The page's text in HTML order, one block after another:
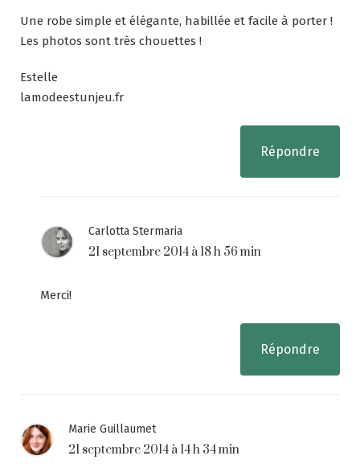
Une robe simple et élégante, habillée et facile à porter !
Les photos sont très chouettes !
Estelle
lamodeestunjeu.fr
Répondre
Carlotta Stermaria
21 septembre 2014 à 18 h 56 min
Merci!
Répondre
Marie Guillaumet
21 septembre 2014 à 14 h 34 min